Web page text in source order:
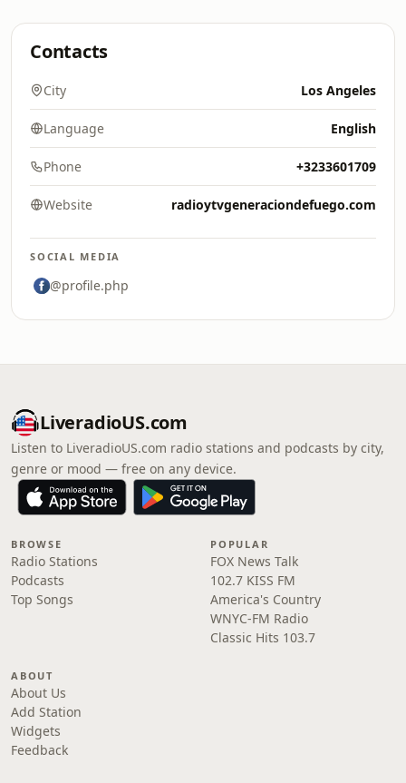
Contacts
City Los Angeles
Language English
Phone +3233601709
Website radioytvgeneraciondefuego.com
SOCIAL MEDIA
@profile.php
LiveradioUS.com
Listen to LiveradioUS.com radio stations and podcasts by city,
genre or mood — free on any device.
BROWSE
Radio Stations
Podcasts
Top Songs
POPULAR
FOX News Talk
102.7 KISS FM
America's Country
WNYC-FM Radio
Classic Hits 103.7
ABOUT
About Us
Add Station
Widgets
Feedback